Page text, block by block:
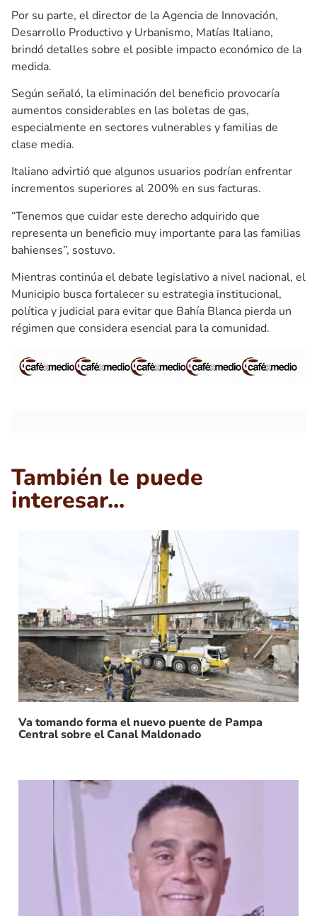
Por su parte, el director de la Agencia de Innovación,
Desarrollo Productivo y Urbanismo, Matías Italiano,
brindó detalles sobre el posible impacto económico de la
medida.
Según señaló, la eliminación del beneficio provocaría
aumentos considerables en las boletas de gas,
especialmente en sectores vulnerables y familias de
clase media.
Italiano advirtió que algunos usuarios podrían enfrentar
incrementos superiores al 200% en sus facturas.
“Tenemos que cuidar este derecho adquirido que
representa un beneficio muy importante para las familias
bahienses”, sostuvo.
Mientras continúa el debate legislativo a nivel nacional, el
Municipio busca fortalecer su estrategia institucional,
política y judicial para evitar que Bahía Blanca pierda un
régimen que considera esencial para la comunidad.
También le puede
interesar...
Va tomando forma el nuevo puente de Pampa
Central sobre el Canal Maldonado